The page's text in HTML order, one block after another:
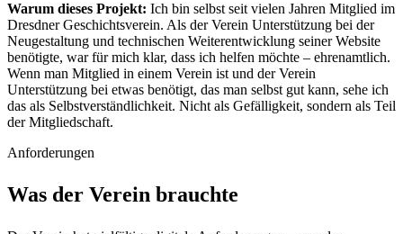
Warum dieses Projekt: Ich bin selbst seit vielen Jahren Mitglied im
Dresdner Geschichtsverein. Als der Verein Unterstützung bei der
Neugestaltung und technischen Weiterentwicklung seiner Website
benötigte, war für mich klar, dass ich helfen möchte – ehrenamtlich.
Wenn man Mitglied in einem Verein ist und der Verein
Unterstützung bei etwas benötigt, das man selbst gut kann, sehe ich
das als Selbstverständlichkeit. Nicht als Gefälligkeit, sondern als Teil
der Mitgliedschaft.
Anforderungen
Was der Verein brauchte